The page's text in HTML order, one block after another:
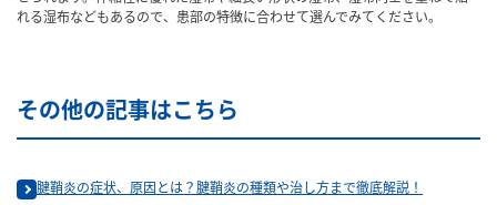
れる湿布などもあるので、患部の特徴に合わせて選んでみてください。
その他の記事はこちら
腱鞘炎の症状、原因とは？腱鞘炎の種類や治し方まで徹底解説！